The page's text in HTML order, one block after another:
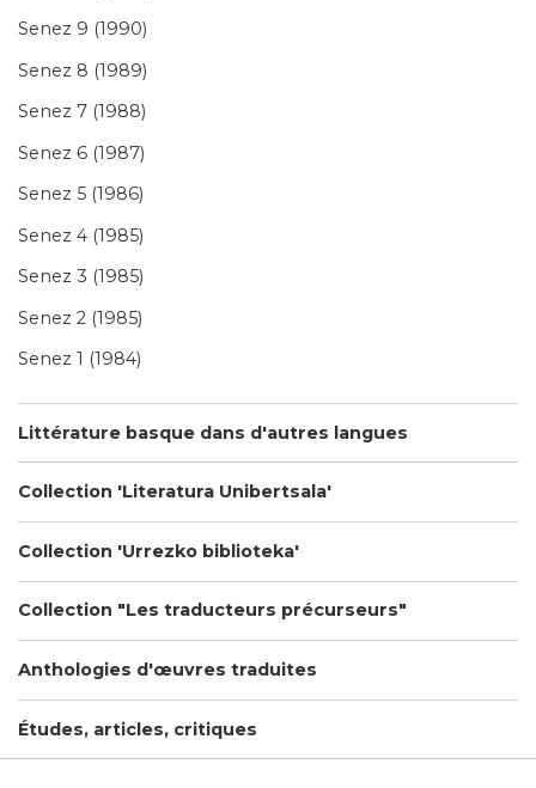
Senez 9 (1990)
Senez 8 (1989)
Senez 7 (1988)
Senez 6 (1987)
Senez 5 (1986)
Senez 4 (1985)
Senez 3 (1985)
Senez 2 (1985)
Senez 1 (1984)
Littérature basque dans d'autres langues
Collection 'Literatura Unibertsala'
Collection 'Urrezko biblioteka'
Collection "Les traducteurs précurseurs"
Anthologies d'œuvres traduites
Études, articles, critiques